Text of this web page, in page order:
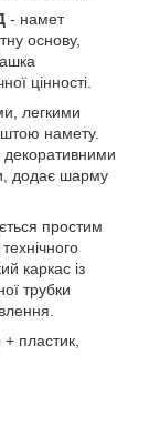
- намет
основу,
цінності.
легкими
намету.
додає шарму
простим
каркас із
трубки
+ пластик,